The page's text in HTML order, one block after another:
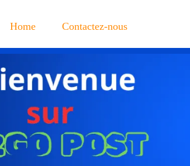
Home Contactez-nous